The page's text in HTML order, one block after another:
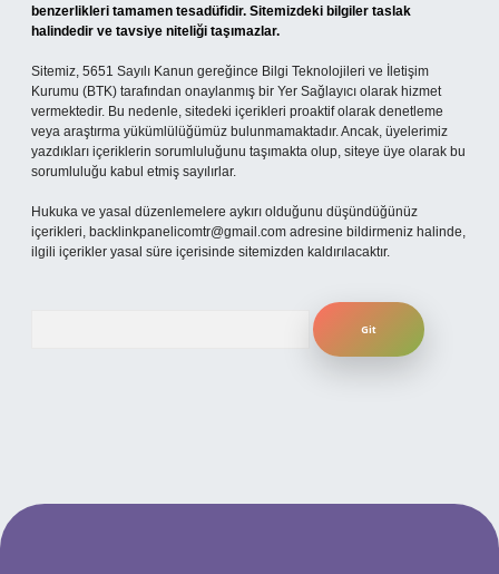
benzerlikleri tamamen tesadüfidir. Sitemizdeki bilgiler taslak
halindedir ve tavsiye niteliği taşımazlar.
Sitemiz, 5651 Sayılı Kanun gereğince Bilgi Teknolojileri ve İletişim
Kurumu (BTK) tarafından onaylanmış bir Yer Sağlayıcı olarak hizmet
vermektedir. Bu nedenle, sitedeki içerikleri proaktif olarak denetleme
veya araştırma yükümlülüğümüz bulunmamaktadır. Ancak, üyelerimiz
yazdıkları içeriklerin sorumluluğunu taşımakta olup, siteye üye olarak bu
sorumluluğu kabul etmiş sayılırlar.
Hukuka ve yasal düzenlemelere aykırı olduğunu düşündüğünüz
içerikleri, backlinkpanelicomtr@gmail.com adresine bildirmeniz halinde,
ilgili içerikler yasal süre içerisinde sitemizden kaldırılacaktır.